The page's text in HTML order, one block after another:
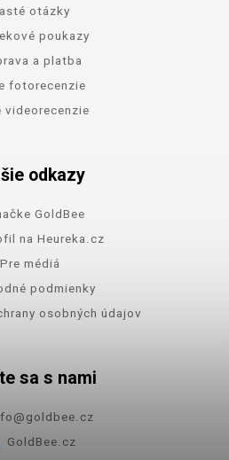
otázky
poukazy
a platba
fotorecenzie
videorecenzie
odkazy
GoldBee
na Heureka.cz
Pre médiá
podmienky
osobných údajov
sa s nami
@goldbee.cz
GoldBee.cz